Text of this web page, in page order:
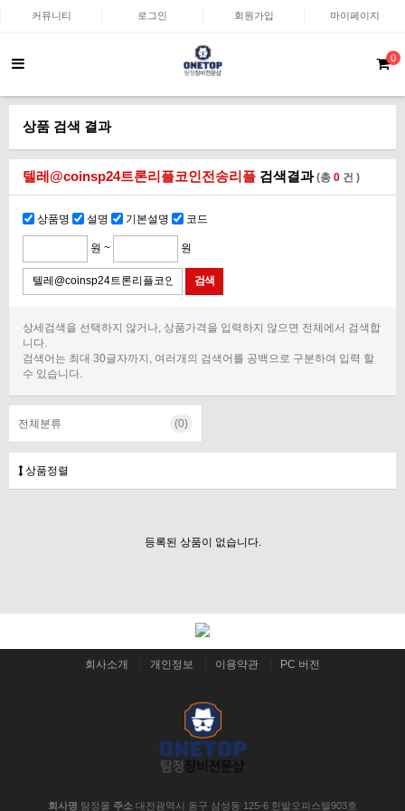
커뮤니티 로그인 회원가입 마이페이지
0
상품 검색 결과
텔레@coinsp24트론리플코인전송리플 검색결과(총 0 건 )
상품명 설명 기본설명 코드
원 ~ 원
상세검색을 선택하지 않거나, 상품가격을 입력하지 않으면 전체에서 검색합
니다.
검색어는 최대 30글자까지, 여러개의 검색어를 공백으로 구분하여 입력 할
수 있습니다.
전체분류 (0)
상품정렬
등록된 상품이 없습니다.
회사소개 개인정보 이용약관 PC 버전
회사명 탐정몰 주소 대전광역시 동구 삼성동 125-6 한밭오피스텔903호